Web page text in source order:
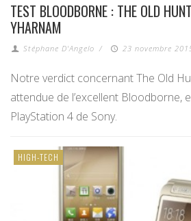
TEST BLOODBORNE : THE OLD
YHARNAM
Stéphane D'Angelo / 23 novembre
Notre verdict concernant The Old
attendue de l’excellent Bloodborne,
PlayStation 4 de Sony.
HIGH-TECH